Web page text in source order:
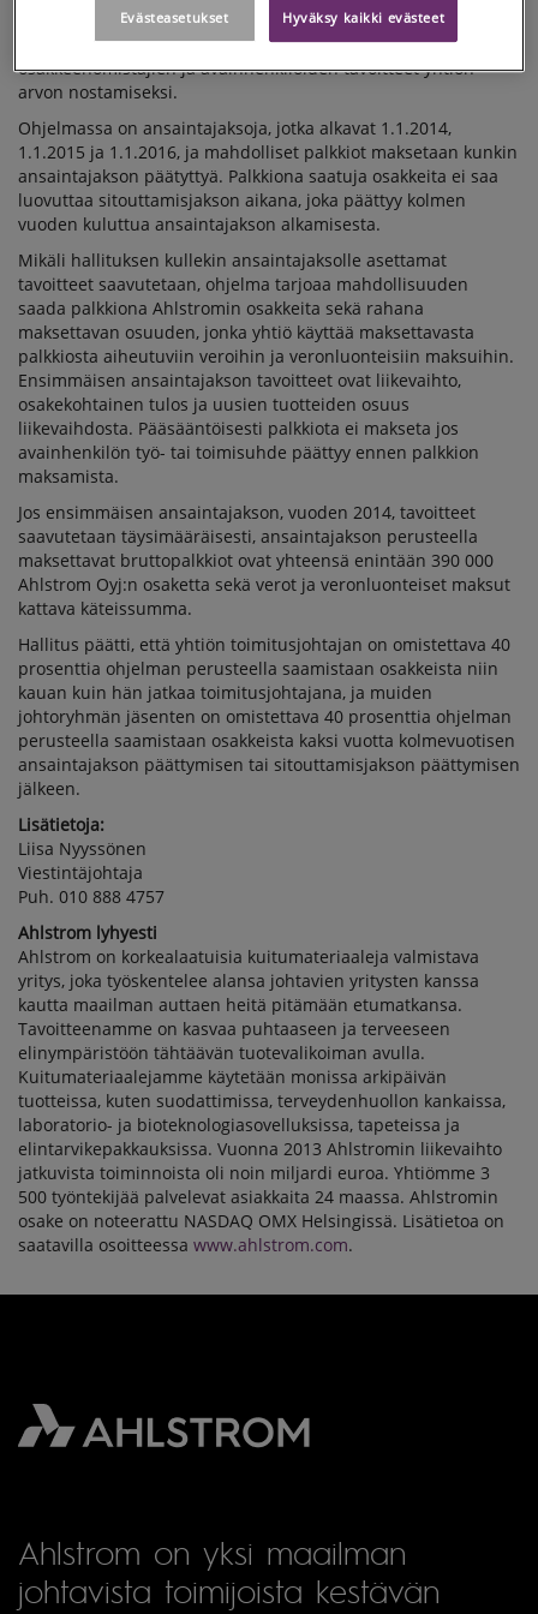
sitouttamisohjelmaa. Ohjelman kohderyhmään kuuluu noin
50 henkilöä ja sen tarkoituksena on yhdistää
osakkeenomistajien ja avainhenkilöiden tavoitteet yhtiön
arvon nostamiseksi.
Ohjelmassa on ansaintajaksoja, jotka alkavat 1.1.2014,
1.1.2015 ja 1.1.2016, ja mahdolliset palkkiot maksetaan kunkin
ansaintajakson päätyttyä. Palkkiona saatuja osakkeita ei saa
luovuttaa sitouttamisjakson aikana, joka päättyy kolmen
vuoden kuluttua ansaintajakson alkamisesta.
Mikäli hallituksen kullekin ansaintajaksolle asettamat
tavoitteet saavutetaan, ohjelma tarjoaa mahdollisuuden
saada palkkiona Ahlstromin osakkeita sekä rahana
maksettavan osuuden, jonka yhtiö käyttää maksettavasta
palkkiosta aiheutuviin veroihin ja veronluonteisiin maksuihin.
Ensimmäisen ansaintajakson tavoitteet ovat liikevaihto,
osakekohtainen tulos ja uusien tuotteiden osuus
liikevaihdosta. Pääsääntöisesti palkkiota ei makseta jos
avainhenkilön työ- tai toimisuhde päättyy ennen palkkion
maksamista.
Jos ensimmäisen ansaintajakson, vuoden 2014, tavoitteet
saavutetaan täysimääräisesti, ansaintajakson perusteella
maksettavat bruttopalkkiot ovat yhteensä enintään 390 000
Ahlstrom Oyj:n osaketta sekä verot ja veronluonteiset maksut
kattava käteissumma.
Hallitus päätti, että yhtiön toimitusjohtajan on omistettava 40
prosenttia ohjelman perusteella saamistaan osakkeista niin
kauan kuin hän jatkaa toimitusjohtajana, ja muiden
johtoryhmän jäsenten on omistettava 40 prosenttia ohjelman
perusteella saamistaan osakkeista kaksi vuotta kolmevuotisen
ansaintajakson päättymisen tai sitouttamisjakson päättymisen
jälkeen.
Lisätietoja:
Liisa Nyyssönen
Viestintäjohtaja
Puh. 010 888 4757
Ahlstrom lyhyesti
Ahlstrom on korkealaatuisia kuitumateriaaleja valmistava
yritys, joka työskentelee alansa johtavien yritysten kanssa
kautta maailman auttaen heitä pitämään etumatkansa.
Tavoitteenamme on kasvaa puhtaaseen ja terveeseen
elinympäristöön tähtäävän tuotevalikoiman avulla.
Kuitumateriaalejamme käytetään monissa arkipäivän
tuotteissa, kuten suodattimissa, terveydenhuollon kankaissa,
laboratorio- ja bioteknologiasovelluksissa, tapeteissa ja
elintarvikepakkauksissa. Vuonna 2013 Ahlstromin liikevaihto
jatkuvista toiminnoista oli noin miljardi euroa. Yhtiömme 3
500 työntekijää palvelevat asiakkaita 24 maassa. Ahlstromin
osake on noteerattu NASDAQ OMX Helsingissä. Lisätietoa on
saatavilla osoitteessa www.ahlstrom.com.
Ahlstrom on yksi maailman
johtavista toimijoista kestävän
Hyväksy kaikki evästeet
Evästeasetukset